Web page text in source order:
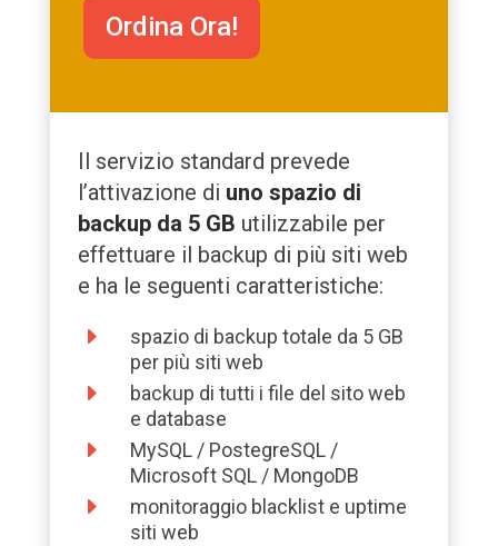
Ordina Ora!
Il servizio standard prevede
l’attivazione di uno spazio di
backup da 5 GB utilizzabile per
effettuare il backup di più siti web
e ha le seguenti caratteristiche:
E
spazio di backup totale da 5 GB
per più siti web
E
backup di tutti i file del sito web
e database
E
MySQL / PostegreSQL /
Microsoft SQL / MongoDB
E
monitoraggio blacklist e uptime
siti web